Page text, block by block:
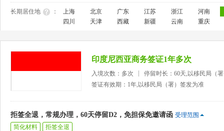
长期居住地 ： 上海 北京 广东 江苏 浙江
河南
四川
天津 西藏 新疆 云南 重庆
印度尼西亚商务签证1年多次
入境次数：多次
停留时长：60天,以移民局（
签证有效期：1年,以移民局（署）签发为准
拒签全退，常规办理，60天停留D2，免担保免邀请函 受理范围
简化材料
拒签全退